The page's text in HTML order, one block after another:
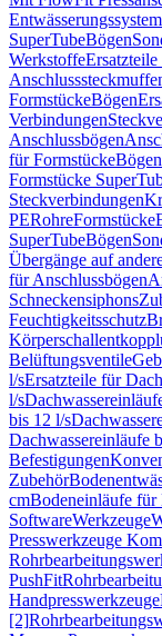
SuperTubeBögen
Werkstoffe
FormstückeBögen
Verbindungen
Anschlussbögen
für FormstückeBögen
Formstücke
Steckverbindungen
PERohreFormstücke
SuperTubeBögen
Übergänge auf
für Anschlussbögen
Schneckensiphons
Feuchtigkeitsschutz
Belüftungsventile
l/sErsatzteile für
l/s
bis 12 l/s
Dachwassereinläufe
Befestigungen
Zubehör
cmBodeneinläufe für
SoftwareWerkzeuge
Presswerkzeuge
PushFit
Handpresswerkzeuge
[2]